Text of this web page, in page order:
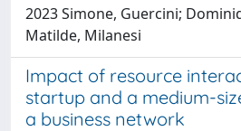
2023 Simone, Guercini;
Matilde, Milanesi
Impact of resource
startup and a medium-
a business network